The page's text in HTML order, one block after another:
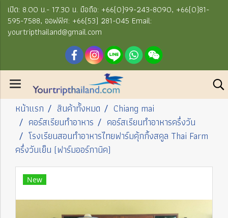
เปิด: 8.00 น.- 17.30 น. มือถือ: +66(0)99-243-8090, +66(0)81-
595-7588, ออฟฟิศ: +66(53) 281-045 Email:
yourtripthailand@gmail.com
หน้าแรก สินค้าทั้งหมด
Chiang mai
คอร์สเรียนทำอาหาร
คอร์สเรียนทำอาหารครึ่งวัน
โรงเรียนสอนทำอาหารไทยฟาร์มคุ้กกิ้งสคูล Thai Farm
ครึ่งวันเย็น (ฟาร์มออร์กานิค)
New